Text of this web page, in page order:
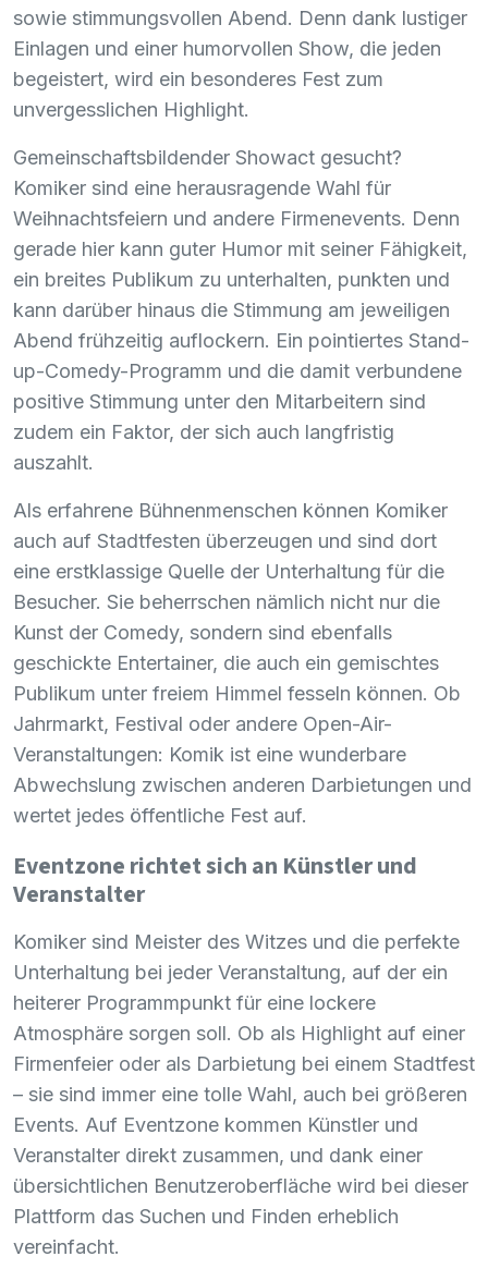
sowie stimmungsvollen Abend. Denn dank lustiger
Einlagen und einer humorvollen Show, die jeden
begeistert, wird ein besonderes Fest zum
unvergesslichen Highlight.
Gemeinschaftsbildender Showact gesucht?
Komiker sind eine herausragende Wahl für
Weihnachtsfeiern und andere Firmenevents. Denn
gerade hier kann guter Humor mit seiner Fähigkeit,
ein breites Publikum zu unterhalten, punkten und
kann darüber hinaus die Stimmung am jeweiligen
Abend frühzeitig auflockern. Ein pointiertes Stand-
up-Comedy-Programm und die damit verbundene
positive Stimmung unter den Mitarbeitern sind
zudem ein Faktor, der sich auch langfristig
auszahlt.
Als erfahrene Bühnenmenschen können Komiker
auch auf Stadtfesten überzeugen und sind dort
eine erstklassige Quelle der Unterhaltung für die
Besucher. Sie beherrschen nämlich nicht nur die
Kunst der Comedy, sondern sind ebenfalls
geschickte Entertainer, die auch ein gemischtes
Publikum unter freiem Himmel fesseln können. Ob
Jahrmarkt, Festival oder andere Open-Air-
Veranstaltungen: Komik ist eine wunderbare
Abwechslung zwischen anderen Darbietungen und
wertet jedes öffentliche Fest auf.
Eventzone richtet sich an Künstler und
Veranstalter
Komiker sind Meister des Witzes und die perfekte
Unterhaltung bei jeder Veranstaltung, auf der ein
heiterer Programmpunkt für eine lockere
Atmosphäre sorgen soll. Ob als Highlight auf einer
Firmenfeier oder als Darbietung bei einem Stadtfest
– sie sind immer eine tolle Wahl, auch bei größeren
Events. Auf Eventzone kommen Künstler und
Veranstalter direkt zusammen, und dank einer
übersichtlichen Benutzeroberfläche wird bei dieser
Plattform das Suchen und Finden erheblich
vereinfacht.